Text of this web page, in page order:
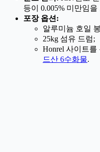
등이 0.005% 미만임
포장 옵션:
알루미늄 호일
25kg 섬유 드럼;
Honrel 사이트를
드산 6수화물.